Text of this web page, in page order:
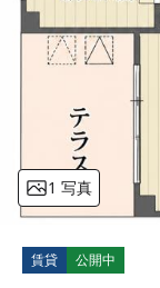
1 写真
賃貸 公開中